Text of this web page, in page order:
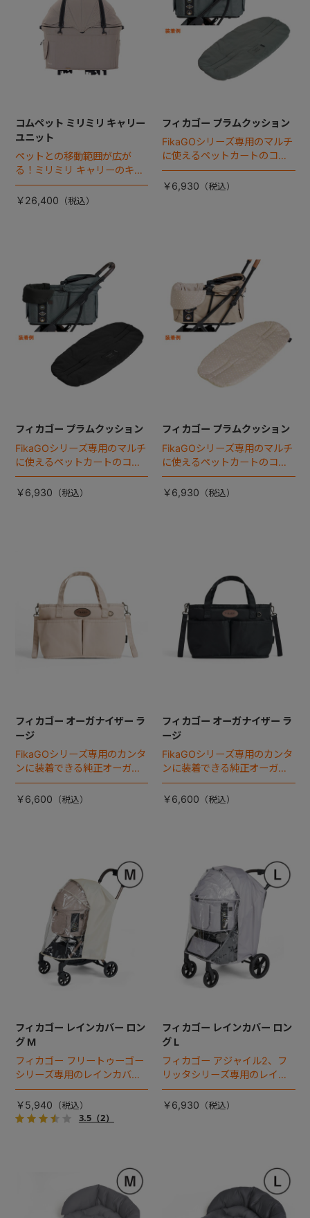
コムペット ミリミリ キャリー
ユニット
ペットとの移動範囲が広が
る！ミリミリ キャリーのキャ
リー部単品が登場！
￥26,400
フィカゴー プラムクッション
FikaGOシリーズ専用のマルチ
に使えるペットカートのコー
ナークッション登場。
￥6,930
フィカゴー プラムクッション
FikaGOシリーズ専用のマルチ
に使えるペットカートのコー
ナークッション登場。
￥6,930
フィカゴー プラムクッション
FikaGOシリーズ専用のマルチ
に使えるペットカートのコー
ナークッション登場。
￥6,930
フィカゴー オーガナイザー ラ
ージ
FikaGOシリーズ専用のカンタ
ンに装着できる純正オーガナ
イザー。
￥6,600
フィカゴー オーガナイザー ラ
ージ
FikaGOシリーズ専用のカンタ
ンに装着できる純正オーガナ
イザー。
￥6,600
フィカゴー レインカバー ロン
グ M
フィカゴー フリートゥーゴー
シリーズ専用のレインカバ
ー。雨の日のお出かけも安
心。
￥5,940
3.5（2）
フィカゴー レインカバー ロン
グ L
フィカゴー アジャイル2、フ
リッタシリーズ専用のレイン
カバー。雨の日のお出かけも
安心。
￥6,930